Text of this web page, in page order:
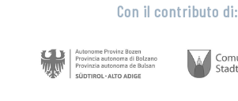
Con il contributo di: